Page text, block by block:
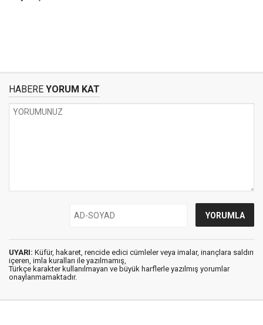
HABERE YORUM KAT
UYARI: Küfür, hakaret, rencide edici cümleler veya imalar, inançlara saldırı
içeren, imla kuralları ile yazılmamış,
Türkçe karakter kullanılmayan ve büyük harflerle yazılmış yorumlar
onaylanmamaktadır.